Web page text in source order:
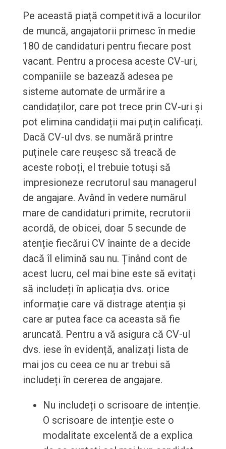
Pe această piață competitivă a locurilor
de muncă, angajatorii primesc în medie
180 de candidaturi pentru fiecare post
vacant. Pentru a procesa aceste CV-uri,
companiile se bazează adesea pe
sisteme automate de urmărire a
candidaților, care pot trece prin CV-uri și
pot elimina candidații mai puțin calificați.
Dacă CV-ul dvs. se numără printre
puținele care reușesc să treacă de
aceste roboți, el trebuie totuși să
impresioneze recrutorul sau managerul
de angajare. Având în vedere numărul
mare de candidaturi primite, recrutorii
acordă, de obicei, doar 5 secunde de
atenție fiecărui CV înainte de a decide
dacă îl elimină sau nu. Ținând cont de
acest lucru, cel mai bine este să evitați
să includeți în aplicația dvs. orice
informație care vă distrage atenția și
care ar putea face ca aceasta să fie
aruncată. Pentru a vă asigura că CV-ul
dvs. iese în evidență, analizați lista de
mai jos cu ceea ce nu ar trebui să
includeți în cererea de angajare.
Nu includeți o scrisoare de intenție.
O scrisoare de intenție este o
modalitate excelentă de a explica